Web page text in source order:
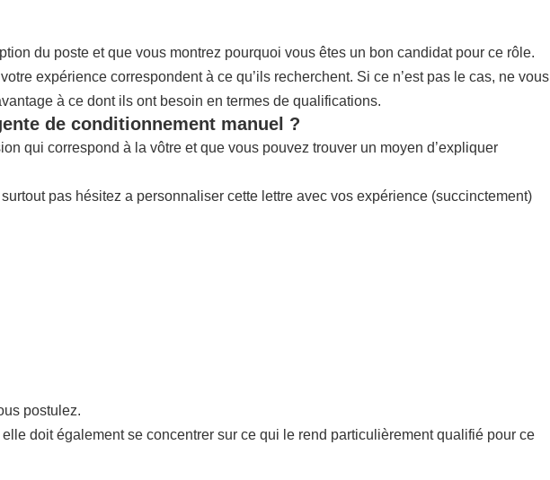
du poste et que vous montrez pourquoi vous êtes un bon candidat pour ce rôle.
expérience correspondent à ce qu’ils recherchent. Si ce n’est pas le cas, ne vous
à ce dont ils ont besoin en termes de qualifications.
de conditionnement manuel ?
qui correspond à la vôtre et que vous pouvez trouver un moyen d’expliquer
pas hésitez a personnaliser cette lettre avec vos expérience (succinctement)
postulez.
doit également se concentrer sur ce qui le rend particulièrement qualifié pour ce